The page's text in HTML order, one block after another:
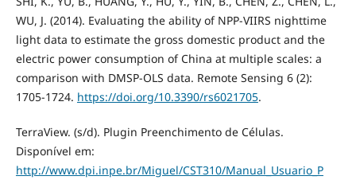
WU, J. (2014). Evaluating the ability of NPP-VIIRS nighttime
light data to estimate the gross domestic product and the
electric power consumption of China at multiple scales: a
comparison with DMSP-OLS data. Remote Sensing 6 (2):
1705-1724. https://doi.org/10.3390/rs6021705.
TerraView. (s/d). Plugin Preenchimento de Células.
Disponível em:
http://www.dpi.inpe.br/Miguel/CST310/Manual_Usuario_P